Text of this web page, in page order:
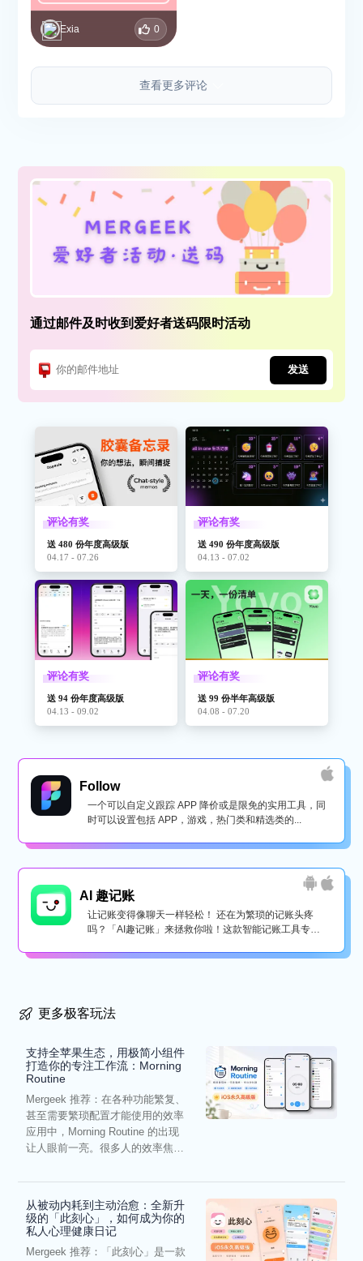
Exia 0
查看更多评论
通过邮件及时收到爱好者送码限时活动
发送
评论有奖
送 480 份年度高级版
04.17 - 07.26
评论有奖
送 490 份年度高级版
04.13 - 07.02
评论有奖
送 94 份年度高级版
04.13 - 09.02
评论有奖
送 99 份半年高级版
04.08 - 07.20
Follow
一个可以自定义跟踪 APP 降价或是限免的实用工具，同
时可以设置包括 APP，游戏，热门类和精选类的...
AI 趣记账
让记账变得像聊天一样轻松！ 还在为繁琐的记账头疼
吗？「AI趣记账」来拯救你啦！这款智能记账工具专为
更多极客玩法
支持全苹果生态，用极简小组件
打造你的专注工作流：Morning
Routine
Mergeek 推荐：在各种功能繁复、
甚至需要繁琐配置才能使用的效率
应用中，Morning Routine 的出现
让人眼前一亮。很多人的效率焦
从被动内耗到主动治愈：全新升
级的「此刻心」，如何成为你的
私人心理健康日记
Mergeek 推荐：「此刻心」是一款